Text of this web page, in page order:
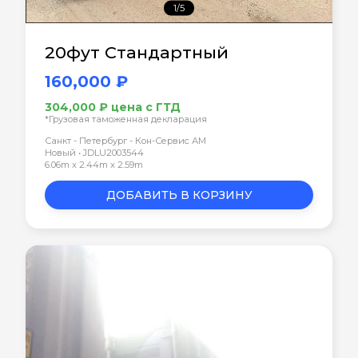
1/5
20фут Стандартный
160,000 ₽
304,000 ₽ цена с ГТД
*Грузовая таможенная декларация
Санкт - Петербург - Кон-Сервис АМ
Новый • JDLU2003544
6.06m x 2.44m x 2.59m
ДОБАВИТЬ В КОРЗИНУ